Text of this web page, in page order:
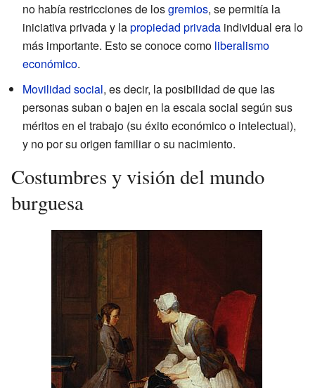
no había restricciones de losgremios, se permitía la
iniciativa privada y lapropiedad privada individual era lo
más importante. Esto se conoce como liberalismo
económico.
Movilidad social, es decir, la posibilidad de que las
personas suban o bajen en la escala social según sus
méritos en el trabajo (su éxito económico o intelectual),
y no por su origen familiar o su nacimiento.
Costumbres y visión del mundo
burguesa